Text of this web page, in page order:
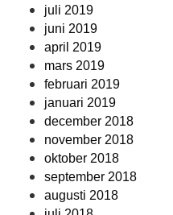
juli 2019
juni 2019
april 2019
mars 2019
februari 2019
januari 2019
december 2018
november 2018
oktober 2018
september 2018
augusti 2018